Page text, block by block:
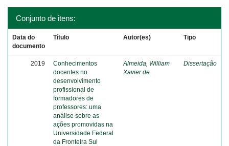
Conjunto de itens:
Data do
documento
Título Autor(es) Tipo
2019
Conhecimentos
docentes no
desenvolvimento
profissional de
formadores de
professores: uma
análise sobre as
ações promovidas na
Universidade Federal
da Fronteira Sul
Almeida, William
Xavier de
Dissertação